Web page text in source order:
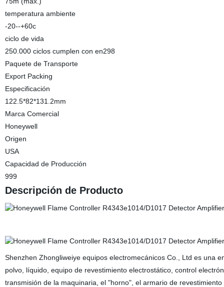
temperatura ambiente
-20--+60c
ciclo de vida
250.000 ciclos cumplen con en298
Paquete de Transporte
Export Packing
Especificación
122.5*82*131.2mm
Marca Comercial
Honeywell
Origen
USA
Capacidad de Producción
999
Descripción de Producto
Shenzhen Zhongliweiye equipos electromecánicos Co., Ltd es una
polvo, líquido, equipo de revestimiento electrostático, control
transmisión de la maquinaria, el "horno", el armario de